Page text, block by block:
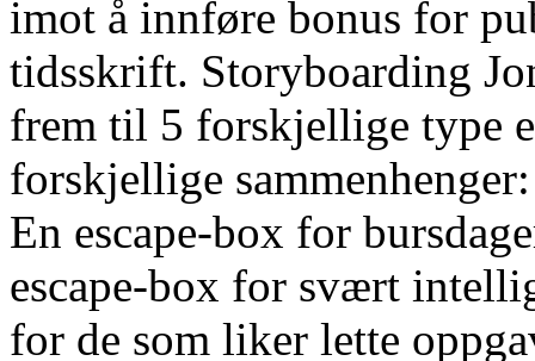
imot å innføre bonus for
tidsskrift. Storyboarding
frem til 5 forskjellige type
forskjellige
En escape-box for
escape-box for svært
for de som liker lette